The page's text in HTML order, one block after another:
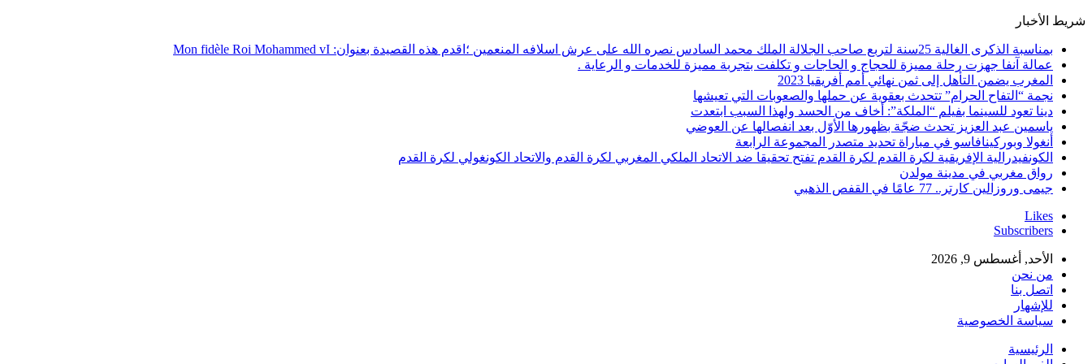
شريط الأخبار
بمناسبة الذكرى الغالية 25سنة لتربع صاحب الجلالة الملك محمد السادس نصره الله على عرش اسلافه المنعمين ؛اقدم هذه القصيدة بعنوان: Mon fidèle Roi Mohammed vI
عمالة آنفا جهزت رحلة مميزة للحجاج و الحاجات و تكلفت بتجربة مميزة للخدمات و الرعاية .
المغرب يضمن التأهل إلى ثمن نهائي أمم أفريقيا 2023
نجمة “التفاح الحرام” تتحدث بعقوية عن حملها والصعوبات التي تعيشها
دينا تعود للسينما بفيلم “الملكة”: أخاف من الحسد ولهذا السبب ابتعدت
ياسمين عبد العزيز تحدث ضجّة بظهورها الأوّل بعد انفصالها عن العوضي
أنغولا وبوركينافاسو في مباراة تحديد متصدر المجموعة الرابعة
الكونفيدرالية الإفريقية لكرة القدم لكرة القدم تفتح تحقيقا ضد الاتحاد الملكي المغربي لكرة القدم والاتحاد الكونغولي لكرة القدم
رواق مغربي في مدينة مولدن
جيمى وروزالين كارتر.. 77 عامًا في القفص الذهبي
Likes
Subscribers
الأحد, أغسطس 9, 2026
من نحن
اتصل بنا
للإشهار
سياسة الخصوصية
الرئيسية